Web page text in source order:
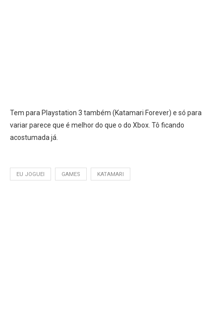
Tem para Playstation 3 também (Katamari Forever) e só para
variar parece que é melhor do que o do Xbox. Tô ficando
acostumada já.
EU JOGUEI GAMES KATAMARI